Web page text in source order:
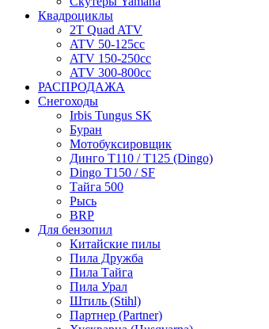
Квадроциклы
2T Quad ATV
ATV 50-125cc
ATV 150-250cc
ATV 300-800cc
РАСПРОДАЖА
Снегоходы
Irbis Tungus SK
Буран
Мотобуксировщик
Динго T110 / T125 (Dingo)
Dingo T150 / SF
Тайга 500
Рысь
BRP
Для бензопил
Китайские пилы
Пила Дружба
Пила Тайга
Пила Урал
Штиль (Stihl)
Партнер (Partner)